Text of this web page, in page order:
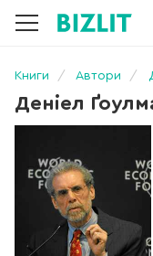
Книги Автори
Деніел